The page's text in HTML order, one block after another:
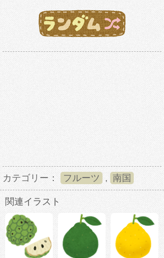
カテゴリー： フルーツ , 南国
関連イラスト